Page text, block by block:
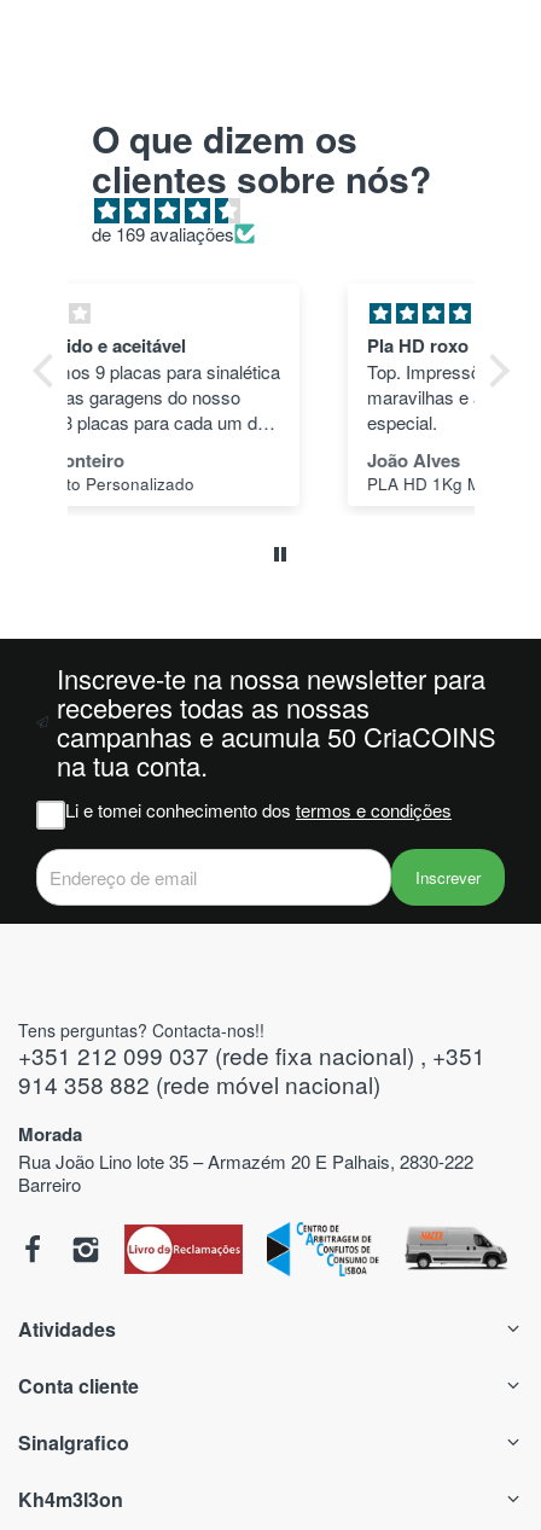
O que dizem os
clientes sobre nós?
de 169 avaliações
Pla HD roxo
Top. Impressões correram às mil
maravilhas e a cor deu um toque
especial.
João Alves
PLA HD 1Kg MORADO WINKLE - LILÁS – WINKLE
Inscreve-te na nossa newsletter para
receberes todas as nossas
campanhas e acumula 50 CriaCOINS
na tua conta.
Li e tomei conhecimento dos termos e condições
Inscrever
Tens perguntas? Contacta-nos!!
+351 212 099 037 (rede fixa nacional) , +351
914 358 882 (rede móvel nacional)
Morada
Rua João Lino lote 35 – Armazém 20 E Palhais, 2830-222
Barreiro
Atividades
Conta cliente
Sinalgrafico
Kh4m3l3on